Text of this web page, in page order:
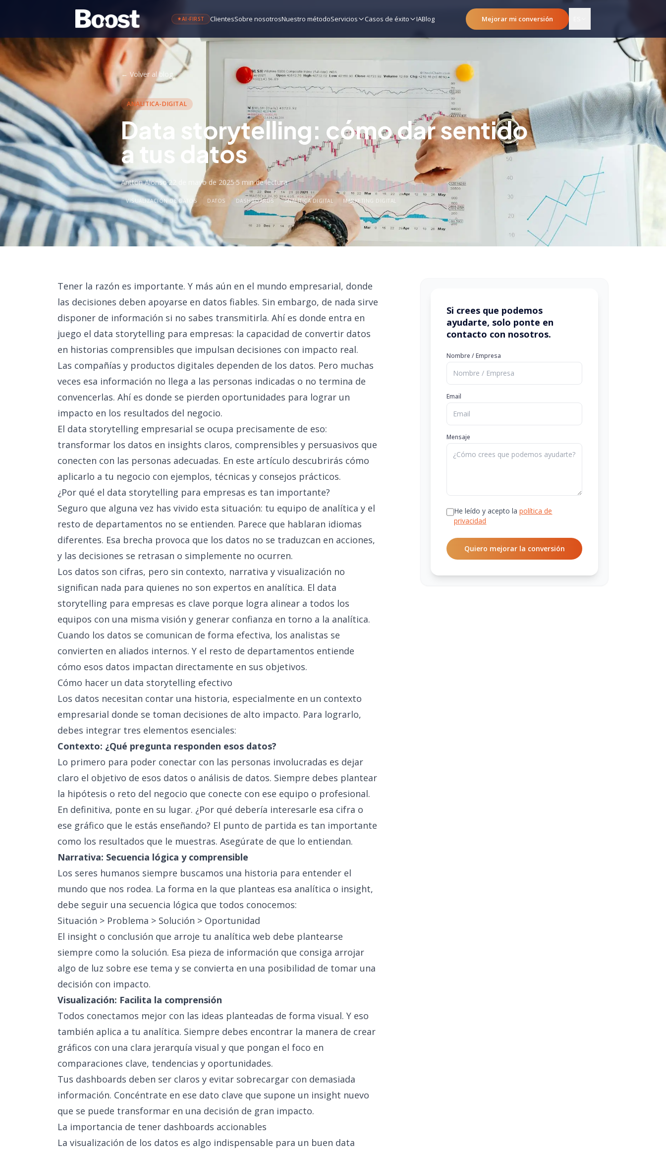
AI-FIRST ClientesSobre nosotrosNuestro métodoServicios Casos de éxito IABlog Mejorar mi conversión
← Volver al blog
ANALITICA-DIGITAL
Data storytelling: cómo dar sentido
a tus datos
Antton Alonso·22 de mayo de 2025·5 min de lectura
VISUALIZACIÓN DE DATOS DATOS DASHBOARDS ANALÍTICA DIGITAL MARKETING DIGITAL
Tener la razón es importante. Y más aún en el mundo empresarial, donde
las decisiones deben apoyarse en datos fiables. Sin embargo, de nada sirve
disponer de información si no sabes transmitirla. Ahí es donde entra en
juego el data storytelling para empresas: la capacidad de convertir datos
en historias comprensibles que impulsan decisiones con impacto real.
Las compañías y productos digitales dependen de los datos. Pero muchas
veces esa información no llega a las personas indicadas o no termina de
convencerlas. Ahí es donde se pierden oportunidades para lograr un
impacto en los resultados del negocio.
El data storytelling empresarial se ocupa precisamente de eso:
transformar los datos en insights claros, comprensibles y persuasivos que
conecten con las personas adecuadas. En este artículo descubrirás cómo
aplicarlo a tu negocio con ejemplos, técnicas y consejos prácticos.
¿Por qué el data storytelling para empresas es tan importante?
Seguro que alguna vez has vivido esta situación: tu equipo de analítica y el
resto de departamentos no se entienden. Parece que hablaran idiomas
diferentes. Esa brecha provoca que los datos no se traduzcan en acciones,
y las decisiones se retrasan o simplemente no ocurren.
Los datos son cifras, pero sin contexto, narrativa y visualización no
significan nada para quienes no son expertos en analítica. El data
storytelling para empresas es clave porque logra alinear a todos los
equipos con una misma visión y generar confianza en torno a la analítica.
Cuando los datos se comunican de forma efectiva, los analistas se
convierten en aliados internos. Y el resto de departamentos entiende
cómo esos datos impactan directamente en sus objetivos.
Cómo hacer un data storytelling efectivo
Los datos necesitan contar una historia, especialmente en un contexto
empresarial donde se toman decisiones de alto impacto. Para lograrlo,
debes integrar tres elementos esenciales:
Contexto: ¿Qué pregunta responden esos datos?
Lo primero para poder conectar con las personas involucradas es dejar
claro el objetivo de esos datos o análisis de datos. Siempre debes plantear
la hipótesis o reto del negocio que conecte con ese equipo o profesional.
En definitiva, ponte en su lugar. ¿Por qué debería interesarle esa cifra o
ese gráfico que le estás enseñando? El punto de partida es tan importante
como los resultados que le muestras. Asegúrate de que lo entiendan.
Narrativa: Secuencia lógica y comprensible
Los seres humanos siempre buscamos una historia para entender el
mundo que nos rodea. La forma en la que planteas esa analítica o insight,
debe seguir una secuencia lógica que todos conocemos:
Situación > Problema > Solución > Oportunidad
El insight o conclusión que arroje tu analítica web debe plantearse
siempre como la solución. Esa pieza de información que consiga arrojar
algo de luz sobre ese tema y se convierta en una posibilidad de tomar una
decisión con impacto.
Visualización: Facilita la comprensión
Todos conectamos mejor con las ideas planteadas de forma visual. Y eso
también aplica a tu analítica. Siempre debes encontrar la manera de crear
gráficos con una clara jerarquía visual y que pongan el foco en
comparaciones clave, tendencias y oportunidades.
Tus dashboards deben ser claros y evitar sobrecargar con demasiada
información. Concéntrate en ese dato clave que supone un insight nuevo
que se puede transformar en una decisión de gran impacto.
La importancia de tener dashboards accionables
La visualización de los datos es algo indispensable para un buen data
Si crees que podemos
ayudarte, solo ponte en
contacto con nosotros.
Nombre / Empresa
Email
Mensaje
He leído y acepto lapolítica de
privacidad
Quiero mejorar la conversión